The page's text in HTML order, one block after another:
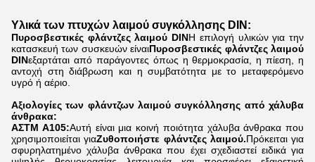
Υλικά των πτυχών λαιμού συγκόλλησης DIN:
Πυροσβεστικές φλάντζες λαιμού DINΗ επιλογή υλικών για την
κατασκευή των συσκευών είναιΠυροσβεστικές φλάντζες λαιμού
DINεξαρτάται από παράγοντες όπως η θερμοκρασία, η πίεση, η
αντοχή στη διάβρωση και η συμβατότητα με το μεταφερόμενο
υγρό ή αέριο.
Αξιολογίες των φλάντζων λαιμού συγκόλλησης από χάλυβα
άνθρακα:
ΑΣTM A105:Αυτή είναι μια κοινή ποιότητα χάλυβα άνθρακα που
χρησιμοποιείται γιαΖυθοποιήστε φλάντζες λαιμού.Πρόκειται για
σφυρηλατημένο χάλυβα άνθρακα που έχει σχεδιαστεί ειδικά για